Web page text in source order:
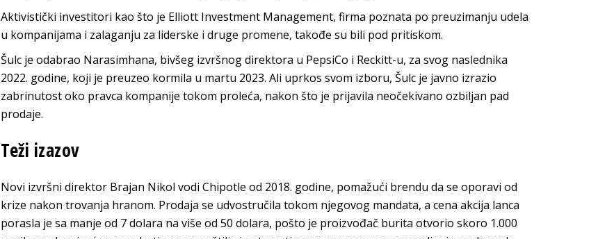
Aktivistički investitori kao što je Elliott Investment Management, firma poznata po preuzimanju udela
u kompanijama i zalaganju za liderske i druge promene, takođe su bili pod pritiskom.
Šulc je odabrao Narasimhana, bivšeg izvršnog direktora u PepsiCo i Reckitt-u, za svog naslednika
2022. godine, koji je preuzeo kormila u martu 2023. Ali uprkos svom izboru, Šulc je javno izrazio
zabrinutost oko pravca kompanije tokom proleća, nakon što je prijavila neočekivano ozbiljan pad
prodaje.
Teži izazov
Novi izvršni direktor Brajan Nikol vodi Chipotle od 2018. godine, pomažući brendu da se oporavi od
krize nakon trovanja hranom. Prodaja se udvostručila tokom njegovog mandata, a cena akcija lanca
porasla je sa manje od 7 dolara na više od 50 dolara, pošto je proizvođač burita otvorio skoro 1.000